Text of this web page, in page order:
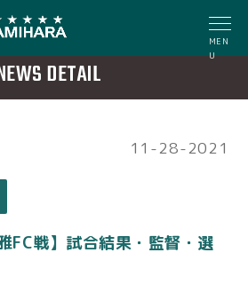
MEN
U
DETAIL
11-28-2021
FC戦】試合結果・監督・選